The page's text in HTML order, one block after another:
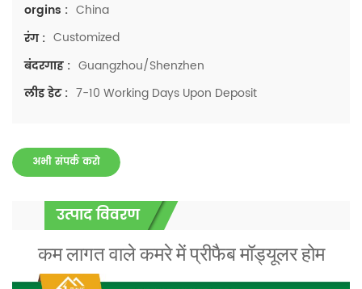
orgins : China
रंग : Customized
बंदरगाह : Guangzhou/Shenzhen
लीड डेट : 7-10 Working Days Upon Deposit
अभी संपर्क करो
उत्पाद विवरण
कम लागत वाले कमरे में प्रीफैब मॉड्यूलर होम